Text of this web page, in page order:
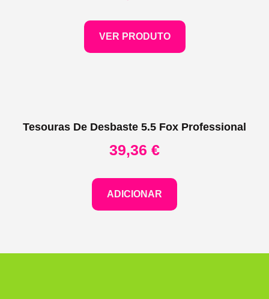
VER PRODUTO
Tesouras De Desbaste 5.5 Fox Professional
39,36 €
ADICIONAR